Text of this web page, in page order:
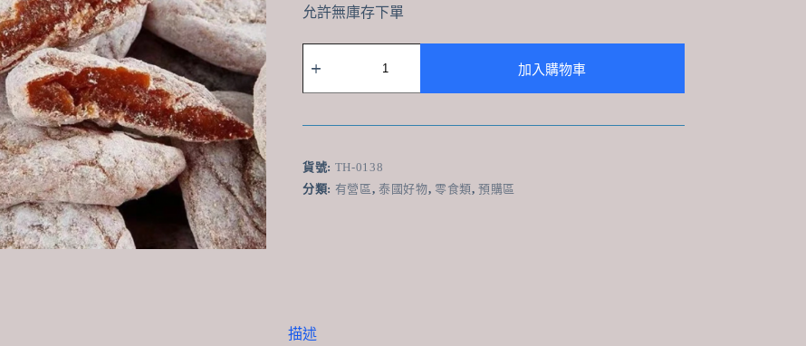
允許無庫存下單
國
日
風
味
無
200g
加入購物車
貨號: TH-0138
分類: 有營區, 泰國好物, 零食類,預購區
描述